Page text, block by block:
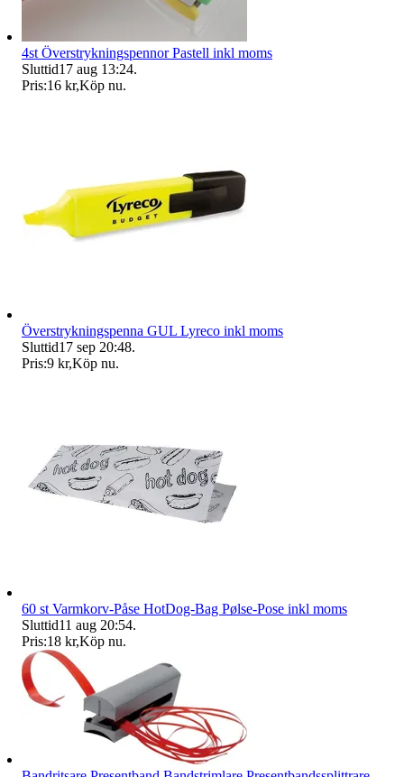
4st Överstrykningspennor Pastell inkl moms
Sluttid17 aug 13:24.
Pris:16 kr,Köp nu.
Överstrykningspenna GUL Lyreco inkl moms
Sluttid17 sep 20:48.
Pris:9 kr,Köp nu.
60 st Varmkorv-Påse HotDog-Bag Pølse-Pose inkl moms
Sluttid11 aug 20:54.
Pris:18 kr,Köp nu.